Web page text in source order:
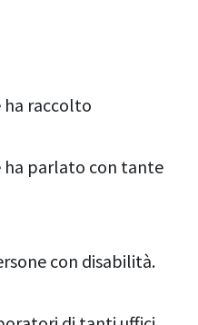
ha raccolto
ha parlato con tante
con disabilità.